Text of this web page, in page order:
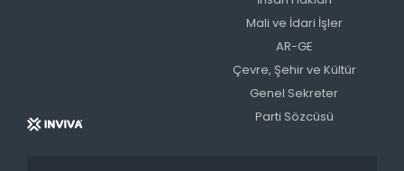
Mali ve İdari İşler
AR-GE
Çevre, Şehir ve Kültür
Genel Sekreter
Parti Sözcüsü